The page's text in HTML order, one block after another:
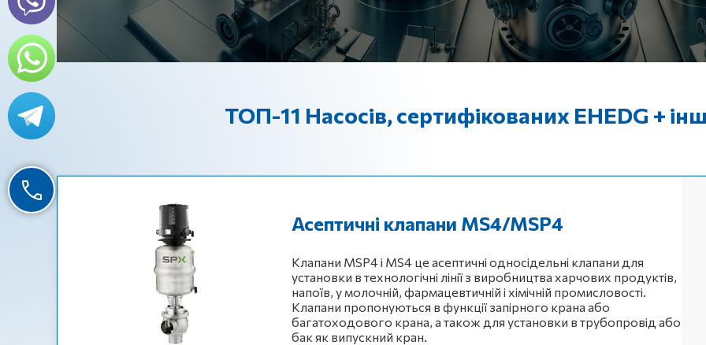
ТОП-11 Насосів, сертифікованих EHEDG +
Асептичні клапани MS4/MSP4
Клапани MSP4 і MS4 це асептичні односідельні клапани для
установки в технологічні лінії з виробництва харчових продуктів,
напоїв, у молочній, фармацевтичній і хімічній промисловості.
Клапани пропонуються в функції запірного крана або
багатоходового крана, а також для установки в трубопровід або
бак як випускний кран.